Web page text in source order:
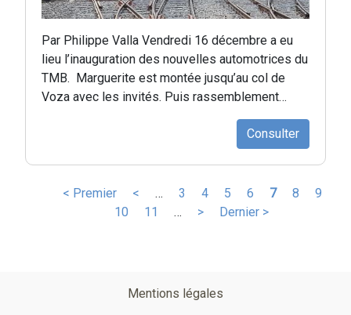
Par Philippe Valla Vendredi 16 décembre a eu
lieu l’inauguration des nouvelles automotrices du
TMB. Marguerite est montée jusqu’au col de
Voza avec les invités. Puis rassemblement…
Consulter
Pagination
Première
< Premier
Page
précédente
< … Page
3 Page
4 Page
5 Page
6
Page
7 Page
8 Page
9
Page
10 Page
11 …
Page
>
Dernière
Dernier >
Mentions légales